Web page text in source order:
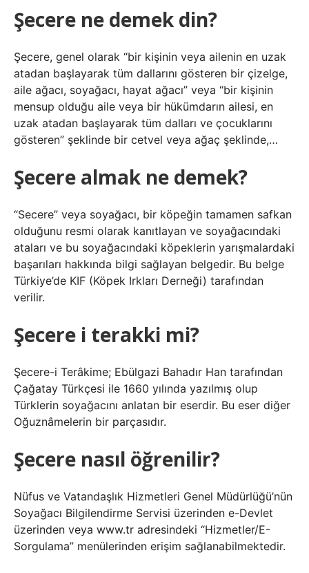
Şecere ne demek din?
Şecere, genel olarak “bir kişinin veya ailenin en uzak
atadan başlayarak tüm dallarını gösteren bir çizelge,
aile ağacı, soyağacı, hayat ağacı” veya “bir kişinin
mensup olduğu aile veya bir hükümdarın ailesi, en
uzak atadan başlayarak tüm dalları ve çocuklarını
gösteren” şeklinde bir cetvel veya ağaç şeklinde,…
Şecere almak ne demek?
“Secere” veya soyağacı, bir köpeğin tamamen safkan
olduğunu resmi olarak kanıtlayan ve soyağacındaki
ataları ve bu soyağacındaki köpeklerin yarışmalardaki
başarıları hakkında bilgi sağlayan belgedir. Bu belge
Türkiye’de KIF (Köpek Irkları Derneği) tarafından
verilir.
Şecere i terakki mi?
Şecere-i Terâkime; Ebülgazi Bahadır Han tarafından
Çağatay Türkçesi ile 1660 yılında yazılmış olup
Türklerin soyağacını anlatan bir eserdir. Bu eser diğer
Oğuznâmelerin bir parçasıdır.
Şecere nasıl öğrenilir?
Nüfus ve Vatandaşlık Hizmetleri Genel Müdürlüğü’nün
Soyağacı Bilgilendirme Servisi üzerinden e-Devlet
üzerinden veya www.tr adresindeki “Hizmetler/E-
Sorgulama” menülerinden erişim sağlanabilmektedir.